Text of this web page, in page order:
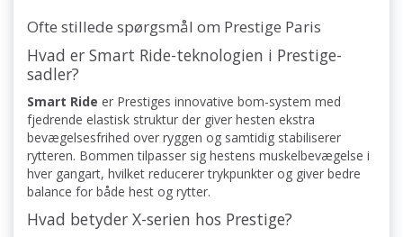
Ofte stillede spørgsmål om Prestige Paris
Hvad er Smart Ride-teknologien i Prestige-
sadler?
Smart Ride er Prestiges innovative bom-system med
fjedrende elastisk struktur der giver hesten ekstra
bevægelsesfrihed over ryggen og samtidig stabiliserer
rytteren. Bommen tilpasser sig hestens muskelbevægelse i
hver gangart, hvilket reducerer trykpunkter og giver bedre
balance for både hest og rytter.
Hvad betyder X-serien hos Prestige?